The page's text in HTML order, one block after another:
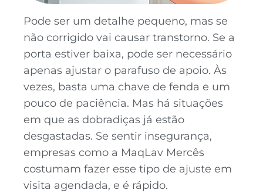
Pode ser um detalhe pequeno, mas se
não corrigido vai causar transtorno. Se a
porta estiver baixa, pode ser necessário
apenas ajustar o parafuso de apoio. Às
vezes, basta uma chave de fenda e um
pouco de paciência. Mas há situações
em que as dobradiças já estão
desgastadas. Se sentir insegurança,
empresas como a MaqLav Mercês
costumam fazer esse tipo de ajuste em
visita agendada, e é rápido.